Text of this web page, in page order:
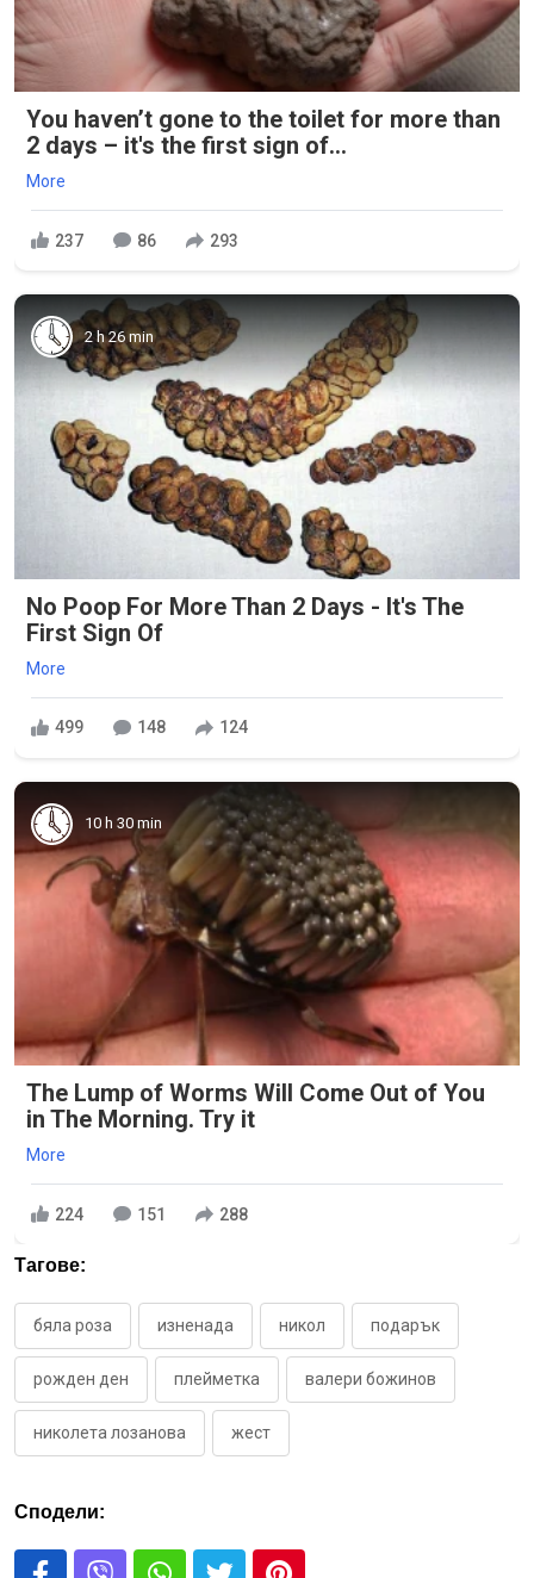
You haven’t gone to the toilet for more than
2 days – it's the first sign of...
More
237 86 293
2 h 26 min
No Poop For More Than 2 Days - It's The
First Sign Of
More
499 148 124
10 h 30 min
The Lump of Worms Will Come Out of You
in The Morning. Try it
More
224 151 288
Тагове:
бяла роза изненада никол подарък
рожден ден плейметка валери божинов
николета лозанова жест
Сподели: